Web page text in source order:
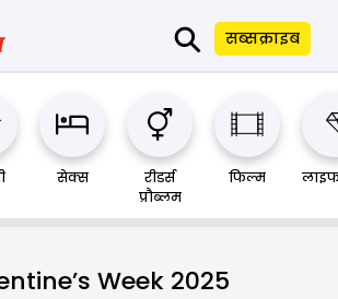
⚲ सब्सक्राइब
सेक्स
रीडर्स
प्रौब्लम
फिल्म
Week 2025